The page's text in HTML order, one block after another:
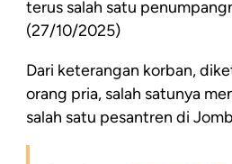
terus salah satu
(27/10/2025)
Dari keterangan korban,
orang pria, salah satunya
salah satu pesantren di